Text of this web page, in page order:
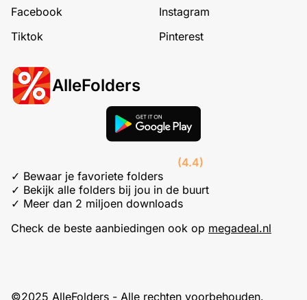
Facebook
Instagram
Tiktok
Pinterest
AlleFolders
(4.4)
✓ Bewaar je favoriete folders
✓ Bekijk alle folders bij jou in de buurt
✓ Meer dan 2 miljoen downloads
Check de beste aanbiedingen ook op megadeal.nl
©2025 AlleFolders - Alle rechten voorbehouden.